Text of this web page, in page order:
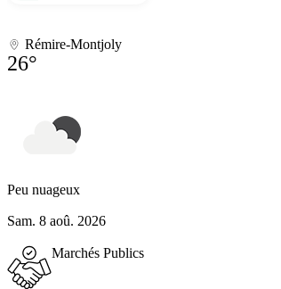
Rémire-Montjoly
26°
Peu nuageux
Sam. 8 aoû. 2026
Marchés Publics